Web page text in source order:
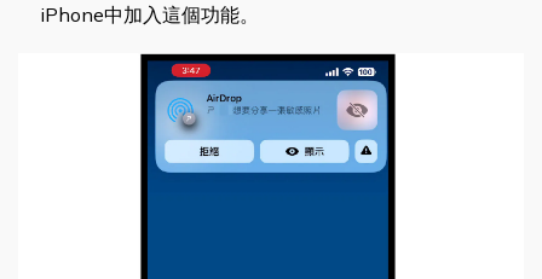
iPhone中加入這個功能。